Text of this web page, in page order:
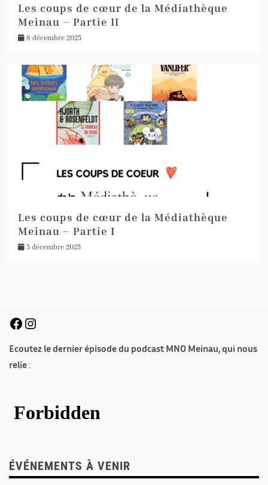
Les coups de cœur de la Médiathèque
Meinau – Partie II
8 décembre 2025
Les coups de cœur de la Médiathèque
Meinau – Partie I
5 décembre 2025
Ecoutez le dernier épisode du podcast MNO Meinau, qui nous
relie:
ÉVÉNEMENTS À VENIR